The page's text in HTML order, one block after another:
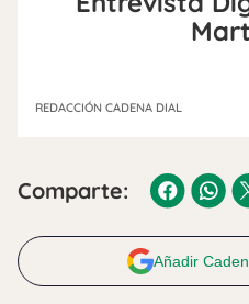
REDACCIÓN CADENA DIAL
Comparte:
Añadir